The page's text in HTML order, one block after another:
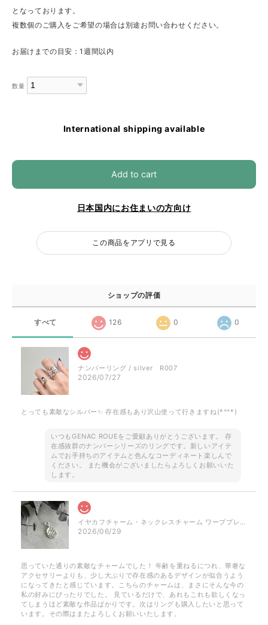
となっております。
複数個のご購入をご希望の場合は別途お問い合わせください。
お届けまでの目安：1週間以内
数量
International shipping available
Add to cart
日本国内にお住まいの方向け
この商品をアプリで見る
ショップの評価
すべて 126 0 0
ナンバーリング / silver R007
2026/07/27
とっても素敵なシルバー✨ 存在感もあり沢山使って行きますね(*^^*)
いつもGENAC ROUEをご愛顧ありがとうございます。 存
在感抜群のナンバーシリーズのリングです。新しいアイテ
ムでお手持ちのアイテムと色んなコーディネート楽しんで
ください。 また機会がございましたらよろしくお願いいた
します。
イヤカフチャーム・ネックレスチャーム ワーププレート / silver NP023 P050
2026/06/29
思っていた通りの素敵なチャームでした！ 年齢を重ねるにつれ、華奢な
アクセサリーよりも、少し大ぶりで存在感のあるデザインが似合うよう
になってきたと感じています。こちらのチャームは、まさにそんな今の
私の好みにぴったりでした。 見ているだけで、あれもこれも欲しくなっ
てしまうほど素敵な作品ばかりです。次はリングも購入したいと思って
います。その際はまたよろしくお願いいたします。